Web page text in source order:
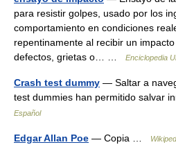
para resistir golpes, usado por los
comportamiento en condiciones
repentinamente al recibir un
defectos, grietas o… …
Enciclopedia
Crash test dummy — Saltar a
test dummies han permitido salvar
Español
Edgar Allan Poe — Copia …